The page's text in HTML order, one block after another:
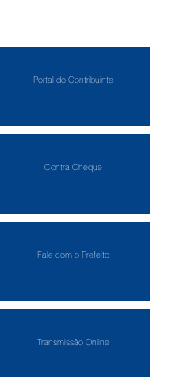
Portal do Contribuinte
Contra Cheque
Fale com o Prefeito
Transmissão Online